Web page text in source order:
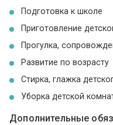
Подготовка к школе
Приготовление
Прогулка,
Развитие по возрасту
Стирка, глажка
Уборка детской
Дополнительные